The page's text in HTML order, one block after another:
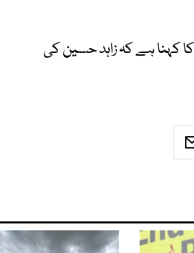
کہنا ہے کہ زاہد حسین کی